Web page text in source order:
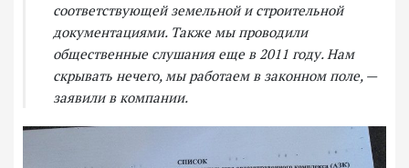
соответствующей земельной и строительной
документациями. Также мы проводили
общественные слушания еще в 2011 году. Нам
скрывать нечего, мы работаем в законном поле, —
заявили в компании.